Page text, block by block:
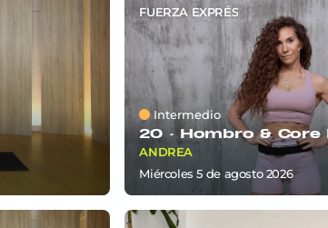
FUERZA EXPRÉS
Intermedio
20 · Hombro & Core
ANDREA
miércoles 5 de agosto 2026